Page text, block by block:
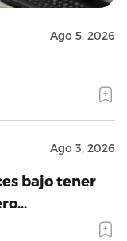
Ago 5, 2026
Ago 3, 2026
bajo tener